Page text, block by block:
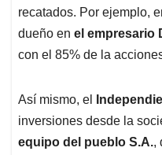
recatados. Por ejemplo,
dueño en el empresario
con el 85% de la
Así mismo, el
inversiones desde la
equipo del pueblo S.A.,